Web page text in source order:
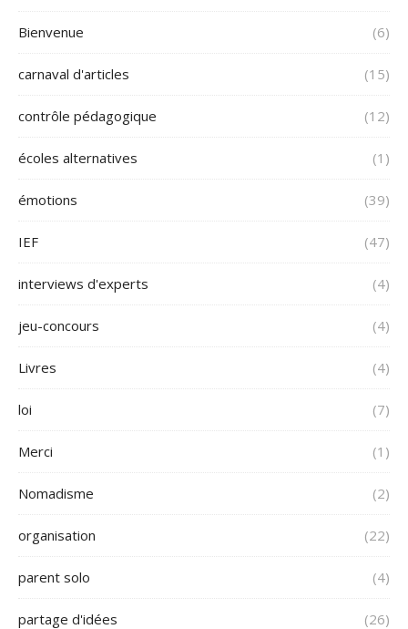
Bienvenue (6)
carnaval d'articles (15)
contrôle pédagogique (12)
écoles alternatives (1)
émotions (39)
IEF (47)
interviews d'experts (4)
jeu-concours (4)
Livres (4)
loi (7)
Merci (1)
Nomadisme (2)
organisation (22)
parent solo (4)
partage d'idées (26)